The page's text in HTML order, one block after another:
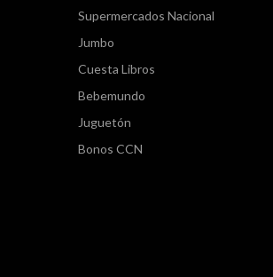
Supermercados Nacional
Jumbo
Cuesta Libros
Bebemundo
Juguetón
Bonos CCN